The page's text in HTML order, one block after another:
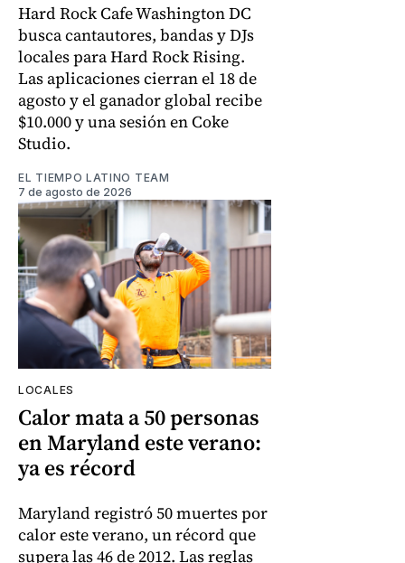
Hard Rock Cafe Washington DC
busca cantautores, bandas y DJs
locales para Hard Rock Rising.
Las aplicaciones cierran el 18 de
agosto y el ganador global recibe
$10.000 y una sesión en Coke
Studio.
EL TIEMPO LATINO TEAM
7 de agosto de 2026
LOCALES
Calor mata a 50 personas
en Maryland este verano:
ya es récord
Maryland registró 50 muertes por
calor este verano, un récord que
supera las 46 de 2012. Las reglas